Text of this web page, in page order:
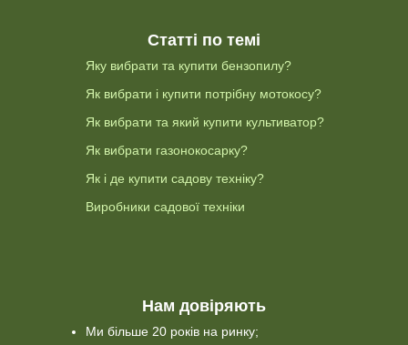
Статті по темі
Яку вибрати та купити бензопилу?
Як вибрати і купити потрібну мотокосу?
Як вибрати та який купити культиватор?
Як вибрати газонокосарку?
Як і де купити садову техніку?
Виробники садової техніки
Нам довіряють
Ми більше 20 років на ринку;